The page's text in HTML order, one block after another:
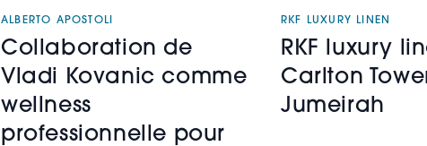
ALBERTO APOSTOLI
Collaboration de
Vladi Kovanic comme
wellness
professionnelle pour
RKF LUXURY LINEN
RKF luxury
Carlton
Jumeirah